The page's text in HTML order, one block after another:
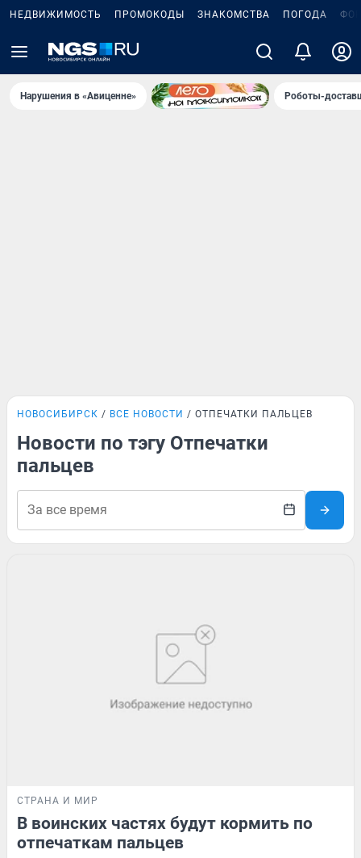
НЕДВИЖИМОСТЬ ПРОМОКОДЫ ЗНАКОМСТВА ПОГОДА
Нарушения в «Авиценне» Роботы-
НОВОСИБИРСК ВСЕ НОВОСТИ ОТПЕЧАТКИ ПАЛЬЦЕВ
Новости по тэгу Отпечатки
пальцев
СТРАНА И МИР
В воинских частях будут кормить по
отпечаткам пальцев